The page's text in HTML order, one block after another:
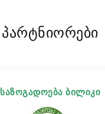
პარტნიორები
საზოგადოება ბილიკი